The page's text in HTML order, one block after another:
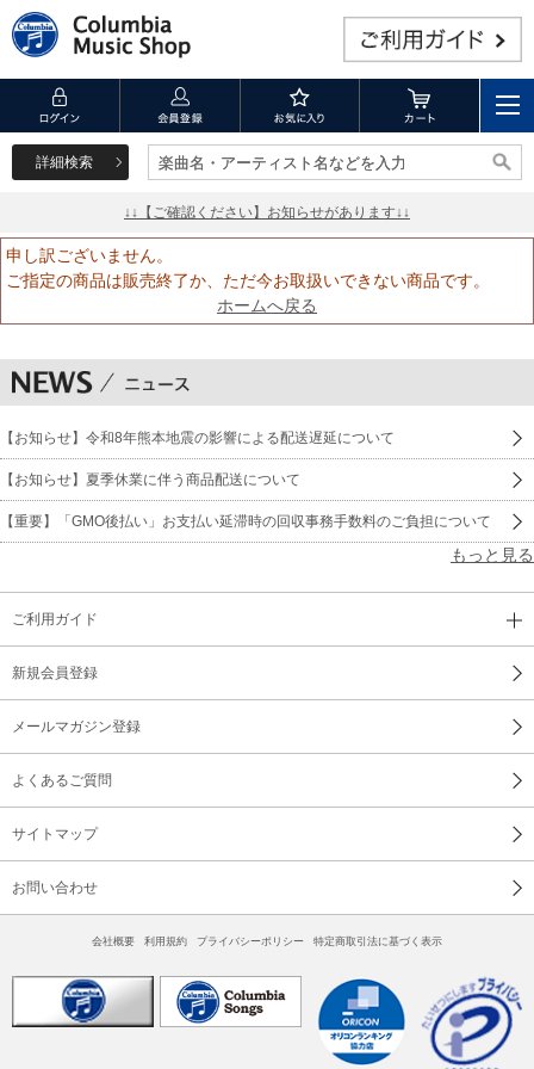
詳細検索 楽曲名・アーティスト名などを入力
楽曲名・アーティスト名などを入力
↓↓【ご確認ください】お知らせがあります↓↓
申し訳ございません。
ご指定の商品は販売終了か、ただ今お取扱いできない商品です。
ホームへ戻る
【お知らせ】令和8年熊本地震の影響による配送遅延について
【お知らせ】夏季休業に伴う商品配送について
【重要】「GMO後払い」お支払い延滞時の回収事務手数料のご負担について
もっと見る
ご利用ガイド
新規会員登録
メールマガジン登録
よくあるご質問
サイトマップ
お問い合わせ
会社概要 利用規約 プライバシーポリシー 特定商取引法に基づく表示